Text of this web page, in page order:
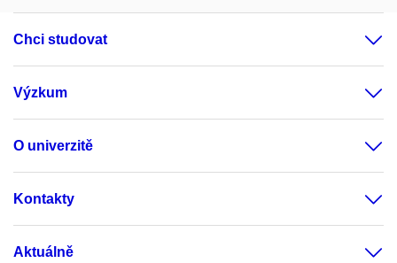
Chci studovat
Výzkum
O univerzitě
Kontakty
Aktuálně